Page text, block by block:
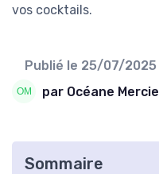
vos cocktails.
Publié le 25/07/2025
par Océane
Sommaire